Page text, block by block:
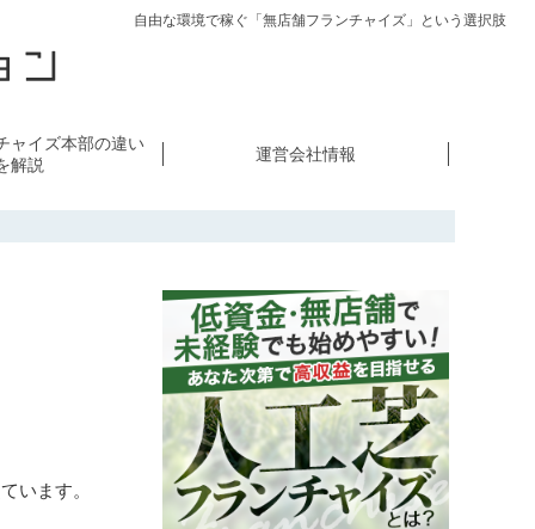
自由な環境で稼ぐ「無店舗フランチャイズ」という選択肢
ャイズ本部の違い
解説
運営会社情報
います。